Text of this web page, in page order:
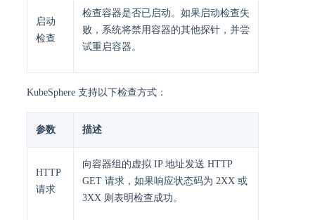
启动
检查
检查容器是否已启动。如果启动检查失
败，系统将禁用容器的其他探针，并尝
试重启容器。
KubeSphere 支持以下检查方式：
参数 描述
HTTP
请求
向容器组的虚拟 IP 地址发送 HTTP
GET 请求，如果响应状态码为 2XX 或
3XX 则表明检查成功。